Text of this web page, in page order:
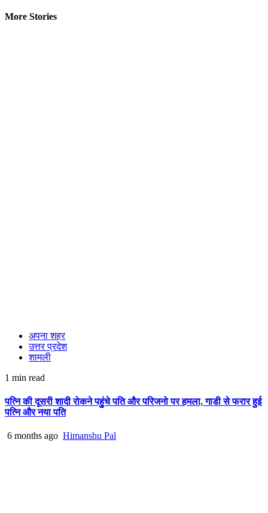
More Stories
अपना शहर
उत्तर प्रदेश
शामली
1 min read
पत्नि की दूसरी शादी रोकने पहुुंचे पति और परिजनो पर हमला, गाडी से फरार हुई
पत्नि और नया पति
6 months ago Himanshu Pal